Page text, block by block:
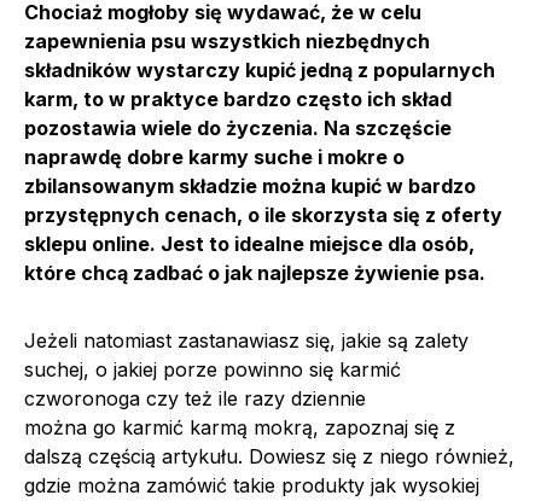
Chociaż mogłoby się wydawać, że w celu
zapewnienia psu wszystkich niezbędnych
składników wystarczy kupić jedną z popularnych
karm, to w praktyce bardzo często ich skład
pozostawia wiele do życzenia. Na szczęście
naprawdę dobre karmy suche i mokre o
zbilansowanym składzie można kupić w bardzo
przystępnych cenach, o ile skorzysta się z oferty
sklepu online. Jest to idealne miejsce dla osób,
które chcą zadbać o jak najlepsze żywienie psa.
Jeżeli natomiast zastanawiasz się, jakie są zalety
suchej, o jakiej porze powinno się karmić
czworonoga czy też ile razy dziennie
można go karmić karmą mokrą, zapoznaj się z
dalszą częścią artykułu. Dowiesz się z niego również,
gdzie można zamówić takie produkty jak wysokiej